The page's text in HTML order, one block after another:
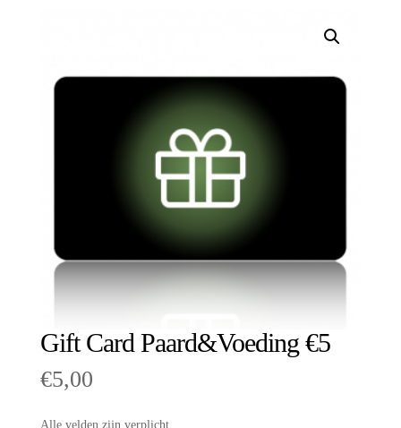
Gift Card Paard&Voeding €5
€5,00
Alle velden zijn verplicht